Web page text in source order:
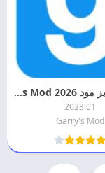
تحميل قاريز مود 2026 Garry’s Mod مهكره اخر اصدار
2023.01
Garry's Mod